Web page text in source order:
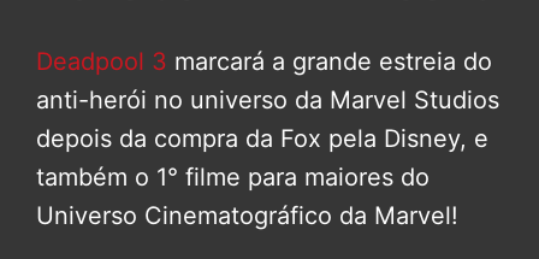
Deadpool 3 marcará a grande estreia do
anti-herói no universo da Marvel Studios
depois da compra da Fox pela Disney, e
também o 1° filme para maiores do
Universo Cinematográfico da Marvel!